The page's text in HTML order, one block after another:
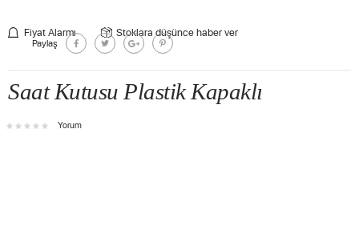
Fiyat Alarmı Stoklara düşünce haber ver
Paylaş
Saat Kutusu Plastik Kapaklı
Yorum